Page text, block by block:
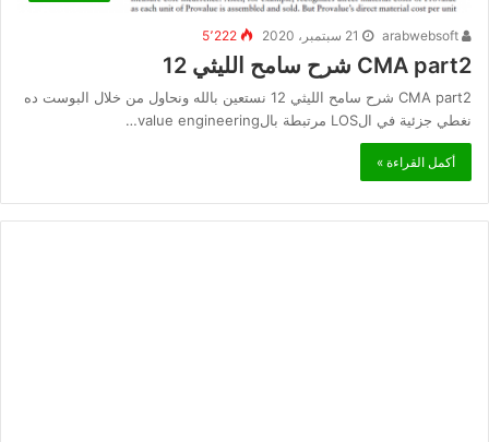
21 سبتمبر، 2020 5٬222
CMA part2 شرح سامح الليثي 12
CMA part2 شرح سامح الليثي 12 نستعين بالله ونحاول من خلال البوست ده
نغطي جزئية في الLOS مرتبطة بالvalue engineering…
أكمل القراءة »